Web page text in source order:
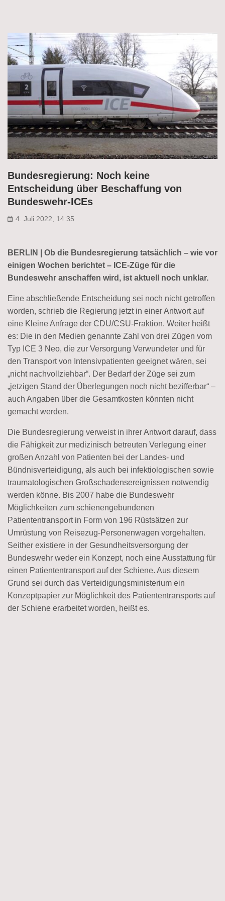
Bundesregierung: Noch keine
Entscheidung über Beschaffung von
Bundeswehr-ICEs
4. Juli 2022, 14:35
BERLIN | Ob die Bundesregierung tatsächlich – wie vor
einigen Wochen berichtet – ICE-Züge für die
Bundeswehr anschaffen wird, ist aktuell noch unklar.
Eine abschließende Entscheidung sei noch nicht getroffen
worden, schrieb die Regierung jetzt in einer Antwort auf
eine Kleine Anfrage der CDU/CSU-Fraktion. Weiter heißt
es: Die in den Medien genannte Zahl von drei Zügen vom
Typ ICE 3 Neo, die zur Versorgung Verwundeter und für
den Transport von Intensivpatienten geeignet wären, sei
„nicht nachvollziehbar“. Der Bedarf der Züge sei zum
„jetzigen Stand der Überlegungen noch nicht bezifferbar“ –
auch Angaben über die Gesamtkosten könnten nicht
gemacht werden.
Die Bundesregierung verweist in ihrer Antwort darauf, dass
die Fähigkeit zur medizinisch betreuten Verlegung einer
großen Anzahl von Patienten bei der Landes- und
Bündnisverteidigung, als auch bei infektiologischen sowie
traumatologischen Großschadensereignissen notwendig
werden könne. Bis 2007 habe die Bundeswehr
Möglichkeiten zum schienengebundenen
Patiententransport in Form von 196 Rüstsätzen zur
Umrüstung von Reisezug-Personenwagen vorgehalten.
Seither existiere in der Gesundheitsversorgung der
Bundeswehr weder ein Konzept, noch eine Ausstattung für
einen Patiententransport auf der Schiene. Aus diesem
Grund sei durch das Verteidigungsministerium ein
Konzeptpapier zur Möglichkeit des Patiententransports auf
der Schiene erarbeitet worden, heißt es.